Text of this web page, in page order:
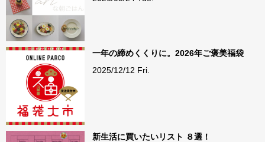
一年の締めくくりに。2026年ご褒美福袋
2025/12/12 Fri.
新生活に買いたいリスト ８選！